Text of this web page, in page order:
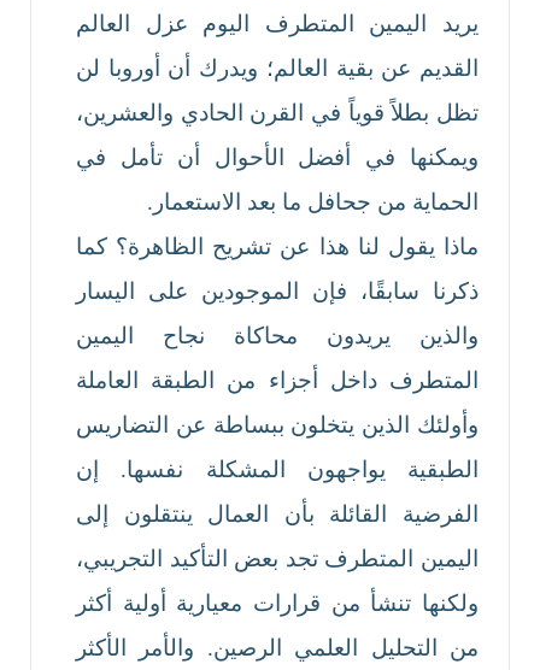
يريد اليمين المتطرف اليوم عزل العالم
القديم عن بقية العالم؛ ويدرك أن أوروبا لن
تظل بطلاً قوياً في القرن الحادي والعشرين،
ويمكنها في أفضل الأحوال أن تأمل في
الحماية من جحافل ما بعد الاستعمار.
ماذا يقول لنا هذا عن تشريح الظاهرة؟ كما
ذكرنا سابقًا، فإن الموجودين على اليسار
والذين يريدون محاكاة نجاح اليمين
المتطرف داخل أجزاء من الطبقة العاملة
وأولئك الذين يتخلون ببساطة عن التضاريس
الطبقية يواجهون المشكلة نفسها. إن
الفرضية القائلة بأن العمال ينتقلون إلى
اليمين المتطرف تجد بعض التأكيد التجريبي،
ولكنها تنشأ من قرارات معيارية أولية أكثر
من التحليل العلمي الرصين. والأمر الأكثر